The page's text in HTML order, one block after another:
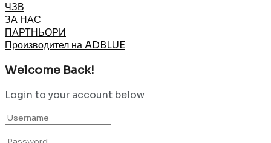
ЧЗВ
ЗА НАС
ПАРТНЬОРИ
Производител на ADBLUE
Welcome Back!
Login to your account below